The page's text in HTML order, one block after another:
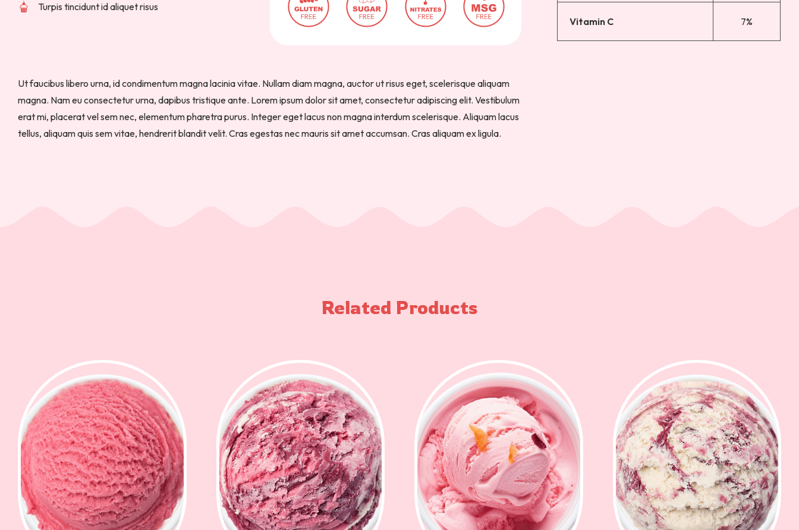
Turpis tincidunt id aliquet risus
Ut faucibus libero urna, id condimentum magna lacinia vitae. Nullam diam magna, auctor ut risus eget, scelerisque aliquam
magna. Nam eu consectetur urna, dapibus tristique ante. Lorem ipsum dolor sit amet, consectetur adipiscing elit. Vestibulum
erat mi, placerat vel sem nec, elementum pharetra purus. Integer eget lacus non magna interdum scelerisque. Aliquam lacus
tellus, aliquam quis sem vitae, hendrerit blandit velit. Cras egestas nec mauris sit amet accumsan. Cras aliquam ex ligula.
Vitamin C 7%
Related Products